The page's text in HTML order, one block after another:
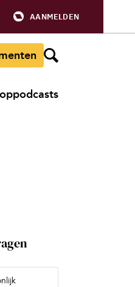
AANMELDEN
podcasts